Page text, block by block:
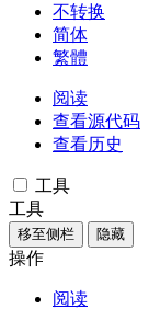
不转换
简体
繁體
阅读
查看源代码
查看历史
工具
工具
移至侧栏 隐藏
操作
阅读